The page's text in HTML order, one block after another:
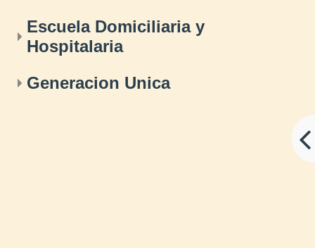
Escuela Domiciliaria y
Hospitalaria
Generacion Unica